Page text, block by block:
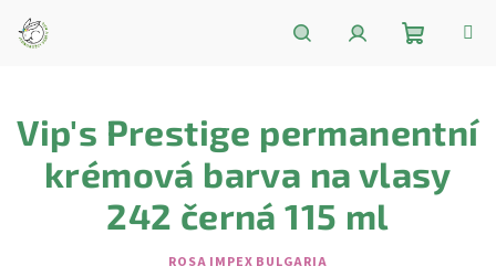
obsah
košík
Vip's Prestige permanentní
krémová barva na vlasy
242 černá 115 ml
ROSA IMPEX BULGARIA